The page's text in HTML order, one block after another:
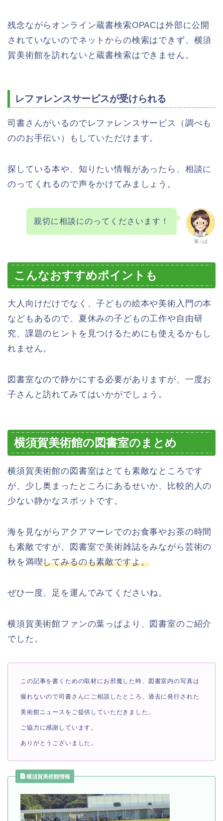
残念ながらオンライン蔵書検索OPACは外部に公開
されていないのでネットからの検索はできず、横須
賀美術館を訪れないと蔵書検索はできません。
レファレンスサービスが受けられる
司書さんがいるのでレファレンスサービス（調べも
ののお手伝い）もしていただけます。
探している本や、知りたい情報があったら、相談に
のってくれるので声をかけてみましょう。
葉っぱ
親切に相談にのってくださいます！
こんなおすすめポイントも
大人向けだけでなく、子どもの絵本や美術入門の本
などもあるので、夏休みの子どもの工作や自由研
究、課題のヒントを見つけるためにも使えるかもし
れません。
図書室なので静かにする必要がありますが、一度お
子さんと訪れてみてはいかがでしょう。
横須賀美術館の図書室のまとめ
横須賀美術館の図書室はとても素敵なところです
が、少し奥まったところにあるせいか、比較的人の
少ない静かなスポットです。
海を見ながらアクアマーレでのお食事やお茶の時間
も素敵ですが、図書室で美術雑誌をみながら芸術の
秋を満喫してみるのも素敵ですよ。
ぜひ一度、足を運んでみてくださいね。
横須賀美術館ファンの葉っぱより、図書室のご紹介
でした。
この記事を書くための取材にお邪魔した時、図書室内の写真は
撮れないので司書さんにご相談したところ、過去に発行された
美術館ニュースをご提供していただきました。
ご協力に感謝しています。
ありがとうございました。
横須賀美術館情報